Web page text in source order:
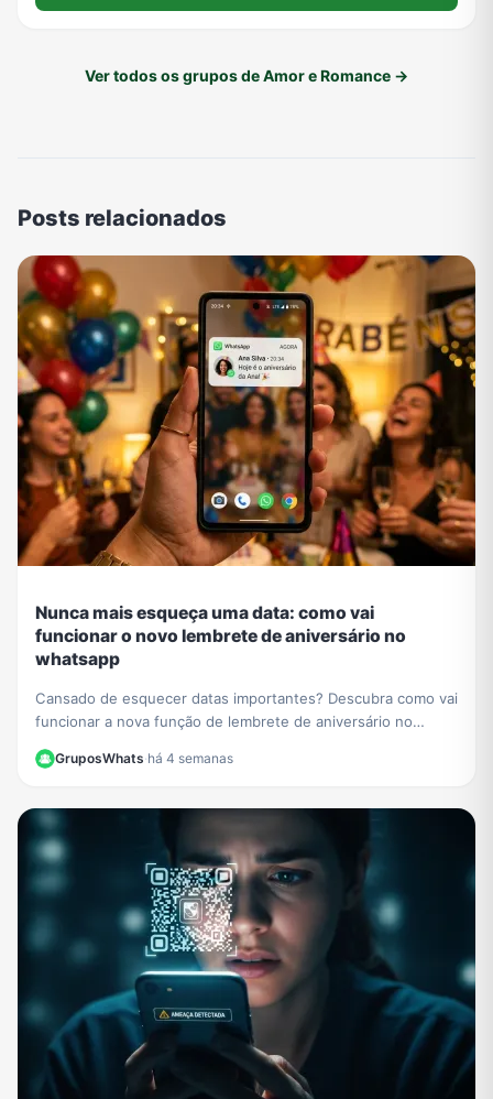
Ver todos os grupos de Amor e Romance →
Posts relacionados
Nunca mais esqueça uma data: como vai
funcionar o novo lembrete de aniversário no
whatsapp
Cansado de esquecer datas importantes? Descubra como vai
funcionar a nova função de lembrete de aniversário no
WhatsApp e nunca mais perca uma comemoração.
GruposWhats·há 4 semanas